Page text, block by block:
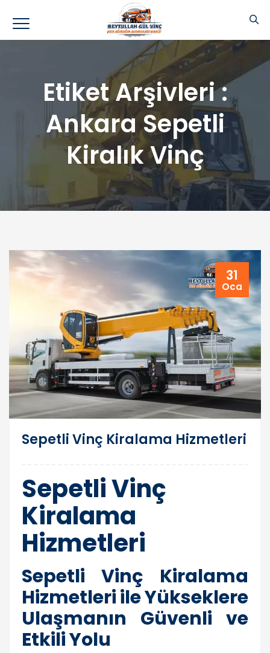
Etiket Arşivleri :
Ankara Sepetli
Kiralık Vinç
31
Oca
Sepetli Vinç Kiralama Hizmetleri
Sepetli Vinç
Kiralama
Hizmetleri
Sepetli Vinç Kiralama
Hizmetleri ile Yükseklere
Ulaşmanın Güvenli ve
Etkili Yolu